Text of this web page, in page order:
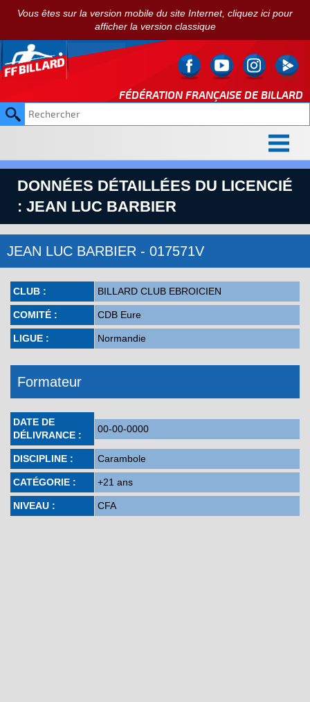
Vous êtes sur la version mobile du site Internet, cliquez ici pour
afficher la version classique
FÉDÉRATION FRANÇAISE DE BILLARD
DONNÉES DÉTAILLÉES DU LICENCIÉ
: JEAN LUC BARBIER
JEAN LUC BARBIER - 017571V
CLUB : BILLARD CLUB EBROICIEN
COMITÉ : CDB Eure
LIGUE : Normandie
Formateur
DATE DE
DÉLIVRANCE :
00-00-0000
DISCIPLINE : Carambole
CATÉGORIE : +21 ans
NIVEAU : CFA